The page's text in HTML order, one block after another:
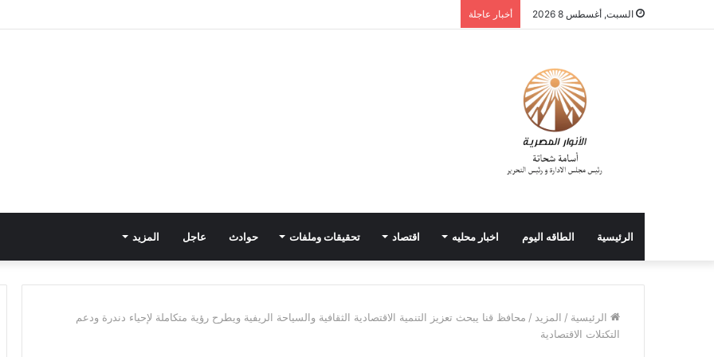
السبت, أغسطس 8 2026 أخبار عاجلة
الرئيسية الطاقه اليوم اخبار محليه اقتصاد تحقيقات وملفات حوادث عاجل المزيد
الرئيسية / المزيد / محافظ قنا يبحث تعزيز التنمية الاقتصادية الثقافية والسياحة الريفية ويطرح رؤية متكاملة لإحياء دندرة ودعم
التكتلات الاقتصادية